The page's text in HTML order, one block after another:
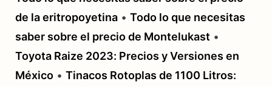
de la eritropoyetina • Todo lo que necesitas
saber sobre el precio de Montelukast •
Toyota Raize 2023: Precios y Versiones en
México • Tinacos Rotoplas de 1100 Litros: